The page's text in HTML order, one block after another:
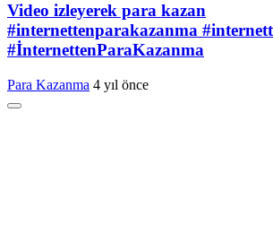
Video izleyerek para kazan
#internettenparakazanma
#İnternettenParaKazanma
Para Kazanma 4 yıl önce